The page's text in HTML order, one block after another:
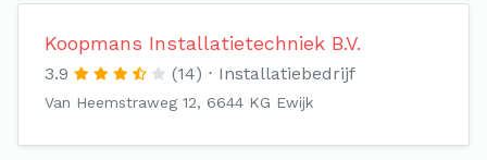
Koopmans Installatietechniek B.V.
3.9 (14) Installatiebedrijf
Van Heemstraweg 12, 6644 KG Ewijk